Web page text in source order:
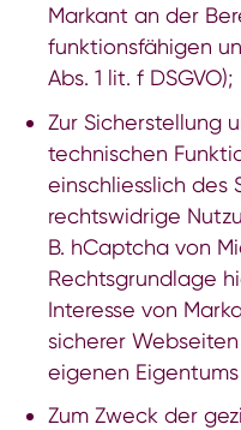
Markant an der
funktionsfähigen
Abs. 1 lit. f DSGVO);
Zur Sicherstellung
technischen
einschliesslich des
rechtswidrige
B. hCaptcha von
Rechtsgrundlage
Interesse von
sicherer
eigenen Eigentums
Zum Zweck der